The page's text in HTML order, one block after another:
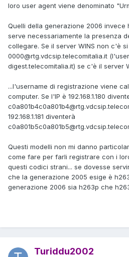
loro user agent viene denominato
Quelli della generazione 2006 invece
serve necessariamente la presenza
collegare. Se il server WINS non c'è
0000@rtg.vdcsip.telecomitalia.it
digest.telecomitalia.it) se c'è il server
...l'username di registrazione viene
computer. Se l'IP è 192.168.1.180
192.168.1.181 diventerà
Questi modelli non mi danno
come fare per farli registrare con i
questi codici strani... se dovesse
che la generazione 2005 esige è
generazione 2006 sia h263p che
Turiddu2002